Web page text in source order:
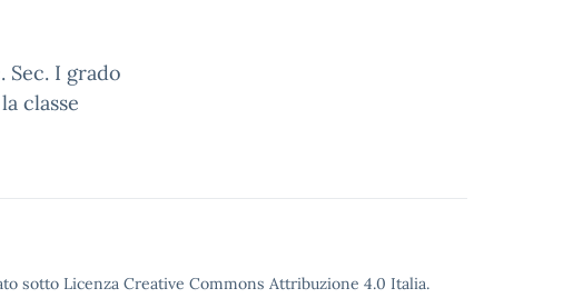
Sec. I grado
classe
sotto Licenza Creative Commons Attribuzione 4.0 Italia.